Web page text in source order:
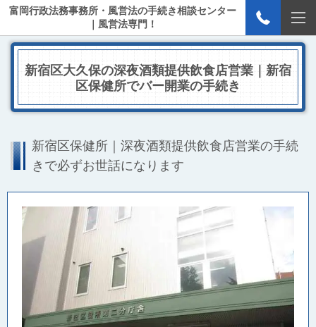
富岡行政法務事務所・風営法の手続き相談センター
｜風営法専門！
新宿区大久保の深夜酒類提供飲食店営業｜新宿
区保健所でバー開業の手続き
新宿区保健所｜深夜酒類提供飲食店営業の手続
きで必ずお世話になります